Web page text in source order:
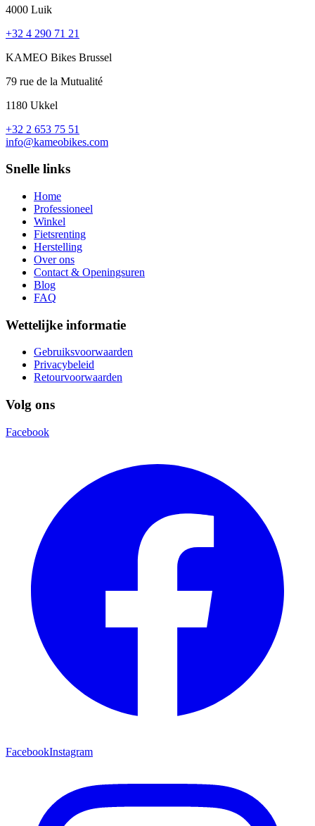
4000 Luik
+32 4 290 71 21
KAMEO Bikes Brussel
79 rue de la Mutualité
1180 Ukkel
+32 2 653 75 51
info@kameobikes.com
Snelle links
Home
Professioneel
Winkel
Fietsrenting
Herstelling
Over ons
Contact & Openingsuren
Blog
FAQ
Wettelijke informatie
Gebruiksvoorwaarden
Privacybeleid
Retourvoorwaarden
Volg ons
Facebook
FacebookInstagram